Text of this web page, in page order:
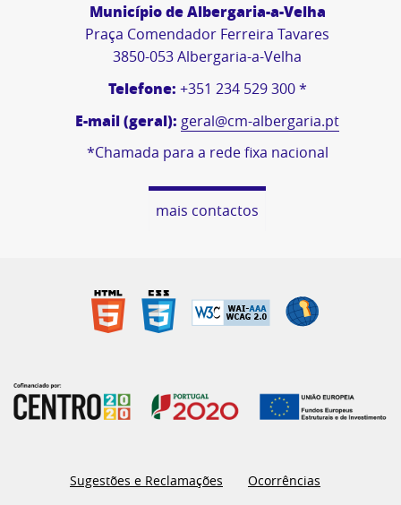
Município de Albergaria-a-Velha
Praça Comendador Ferreira Tavares
3850-053 Albergaria-a-Velha
Telefone: +351 234 529 300 *
E-mail (geral): geral@cm-albergaria.pt
*Chamada para a rede fixa nacional
mais contactos
Sugestões e Reclamações
Ocorrências